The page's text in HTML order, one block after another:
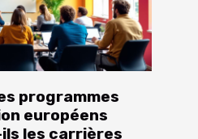
programmes
européens
les carrières